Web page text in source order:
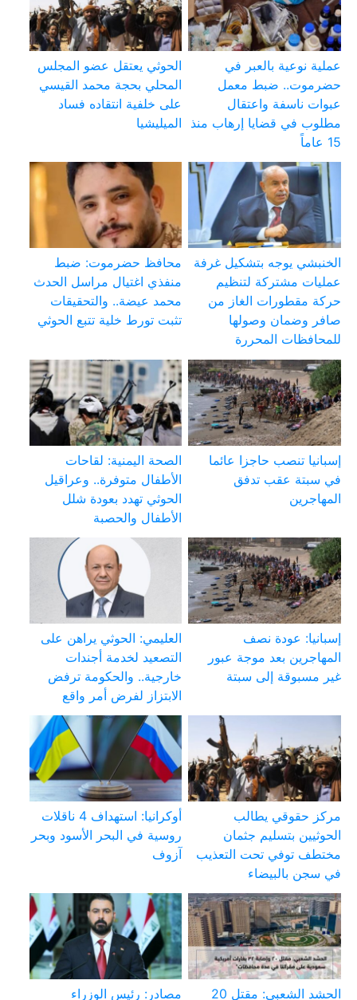
عملية نوعية بالعبر في
حضرموت.. ضبط معمل
عبوات ناسفة واعتقال
مطلوب في قضايا إرهاب منذ
15 عاماً
الحوثي يعتقل عضو المجلس
المحلي بحجة محمد القيسي
على خلفية انتقاده فساد
الميليشيا
الخنبشي يوجه بتشكيل غرفة
عمليات مشتركة لتنظيم
حركة مقطورات الغاز من
صافر وضمان وصولها
للمحافظات المحررة
محافظ حضرموت: ضبط
منفذي اغتيال مراسل الحدث
محمد عيضة.. والتحقيقات
تثبت تورط خلية تتبع الحوثي
إسبانيا تنصب حاجزا عائما
في سبتة عقب تدفق
المهاجرين
الصحة اليمنية: لقاحات
الأطفال متوفرة.. وعراقيل
الحوثي تهدد بعودة شلل
الأطفال والحصبة
إسبانيا: عودة نصف
المهاجرين بعد موجة عبور
غير مسبوقة إلى سبتة
العليمي: الحوثي يراهن على
التصعيد لخدمة أجندات
خارجية.. والحكومة ترفض
الابتزاز لفرض أمر واقع
مركز حقوقي يطالب
الحوثيين بتسليم جثمان
مختطف توفي تحت التعذيب
في سجن بالبيضاء
أوكرانيا: استهداف 4 ناقلات
روسية في البحر الأسود وبحر
آزوف
الحشد الشعبي: مقتل 20 مصادر: رئيس الوزراء